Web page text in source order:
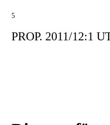
5
PROP. 2011/12:1